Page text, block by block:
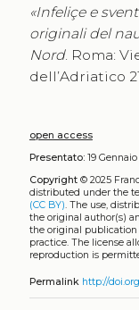
«Infeliçe e
originali del
Nord. Roma:
dell’Adriatico
open access
Presentato:19 Gennaio
Copyright© 2025
distributed under the
(CC BY). The use,
the original author(s)
the original publication
practice. The license
reproduction is
Permalink http://